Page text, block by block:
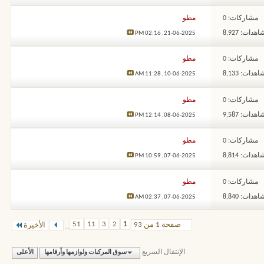
مشاركات: 0
8,927
مطو
21-06-2025,
02:16 PM
مشاركات: 0
8,133
مطو
10-06-2025,
11:28 AM
مشاركات: 0
9,587
مطو
08-06-2025,
12:14 PM
مشاركات: 0
8,814
مطو
07-06-2025,
10:59 PM
مشاركات: 0
8,840
مطو
07-06-2025,
02:37 AM
صفحة 1 من 93 1
2
3
11
51
... الأخيرة
الإنتقال السريع سوق المركبات ولوازمها وأرقامها الأعلى